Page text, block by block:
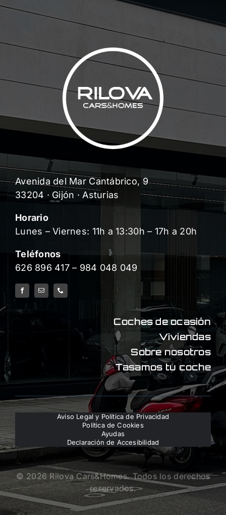
Avenida del Mar Cantábrico, 9
33204 · Gijón · Asturias
Horario
Lunes – Viernes: 11h a 13:30h – 17h a 20h
Teléfonos
626 896 417– 984 048 049
Coches de ocasión
Viviendas
Sobre nosotros
Tasamos tu coche
Aviso Legal y Política de Privacidad
Política de Cookies
Ayudas
Declaración de Accesibilidad
© 2026 Rilova Cars&Homes. Todos los derechos
reservados.